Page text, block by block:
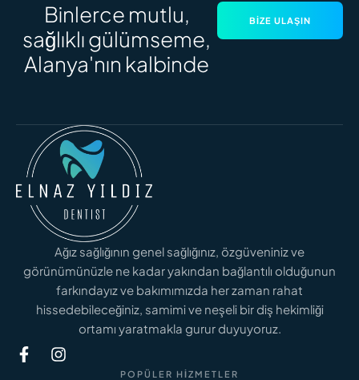
Binlerce mutlu,
sağlıklı gülümseme,
Alanya'nın kalbinde
BIZE ULAŞIN
Ağız sağlığının genel sağlığınız, özgüveniniz ve
görünümünüzle ne kadar yakından bağlantılı olduğunun
farkındayız ve bakımımızda her zaman rahat
hissedebileceğiniz, samimi ve neşeli bir diş hekimliği
ortamı yaratmakla gurur duyuyoruz.
POPÜLER HIZMETLER